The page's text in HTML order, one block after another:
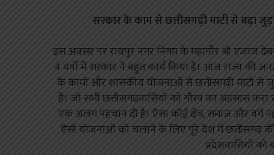
सरकार के काम से छत्तीसगढ़ी माटी से बढ़ा
इस अवसर पर रायपुर नगर निगम के महापौर श्री एजाज
4 वर्षो में सरकार ने बहुत कार्य किया है। आज राज्य की
के कामों और शासकीय योजनाओं से छत्तीसगढ़ी माटी से
है। जो सभी छत्तीसगढ़वासियों को गौरव का अहसास
एक अलग पहचान दी है। ऐसा कोई क्षेत्र, समाज और वर्ग
ऐसी योजनाओं को चलाने के लिए पूरे देश में छत्तीसगढ़ की
प्रदेशवासियों